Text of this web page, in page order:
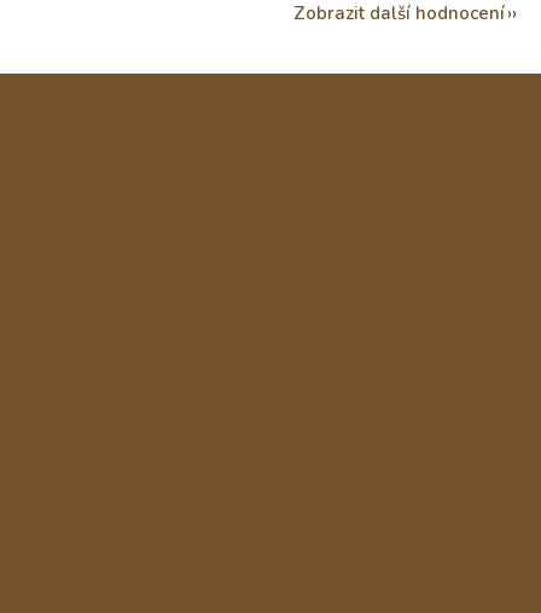
Zobrazit další hodnocení